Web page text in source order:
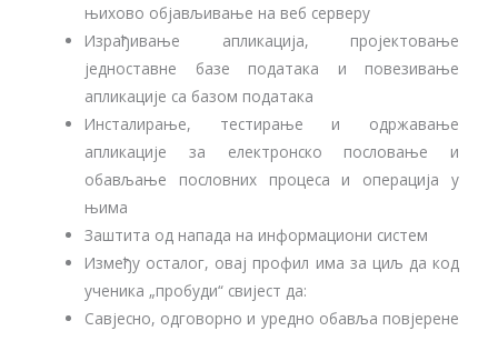
њихово објављивање на веб серверу
Израђивање апликација, пројектовање
једноставне базе података и повезивање
апликације са базом података
Инсталирање, тестирање и одржавање
апликације за електронско пословање и
обављање пословних процеса и операција у
њима
Заштита од напада на информациони систем
Између осталог, овај профил има за циљ да код
ученика „пробуди“ свијест да:
Савјесно, одговорно и уредно обавља повјерене